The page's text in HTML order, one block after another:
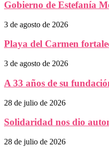
Gobierno de Estefanía
3 de agosto de 2026
Playa del Carmen
3 de agosto de 2026
A 33 años de su
28 de julio de 2026
Solidaridad nos dio
28 de julio de 2026